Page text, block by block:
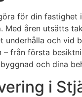
för din
åren utsätts
och
från första
och dina
i